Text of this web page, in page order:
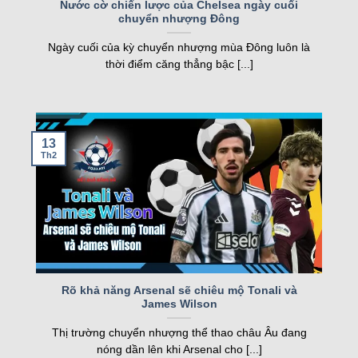
FT
Juventus Women
SCU Torreense Women
1
nghiệp, kqbd ngày càng khẳng định vị thế của
mình.
Các tính năng nổi bật của Kqbd – Kết
Một số tính năng nổi bật của kqbd
Trang web sở hữu nhiều tính năng vượt trội, đáp
ứng nhu cầu của cả người hâm mộ và cược thủ.
Nước cờ chiến lược của Chelsea ngày cuối
chuyển nhượng Đông
Ngày cuối của kỳ chuyển nhượng mùa Đông luôn là
thời điểm căng thẳng bậc [...]
Rõ khả năng Arsenal sẽ chiêu mộ Tonali và
James Wilson
Thị trường chuyển nhượng thể thao châu Âu đang
nóng dần lên khi Arsenal cho [...]
13
Th2